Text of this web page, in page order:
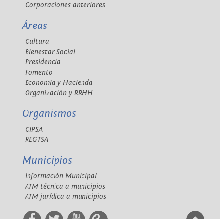
Corporaciones anteriores
Áreas
Cultura
Bienestar Social
Presidencia
Fomento
Economía y Hacienda
Organización y RRHH
Organismos
CIPSA
REGTSA
Municipios
Información Municipal
ATM técnica a municipios
ATM jurídica a municipios